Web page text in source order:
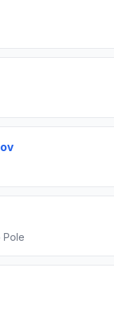
Pole